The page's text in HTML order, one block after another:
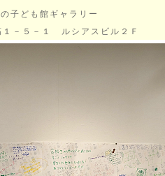
子ども館ギャラリー
－１ ルシアスビル２Ｆ